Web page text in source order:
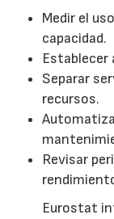
Medir el
capacidad.
Establecer
Separar
recursos.
Revisar
Eurostat